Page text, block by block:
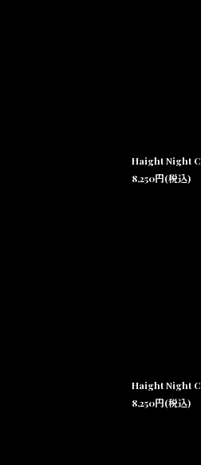
Haight Night
8,250円(税込)
Haight Night
8,250円(税込)